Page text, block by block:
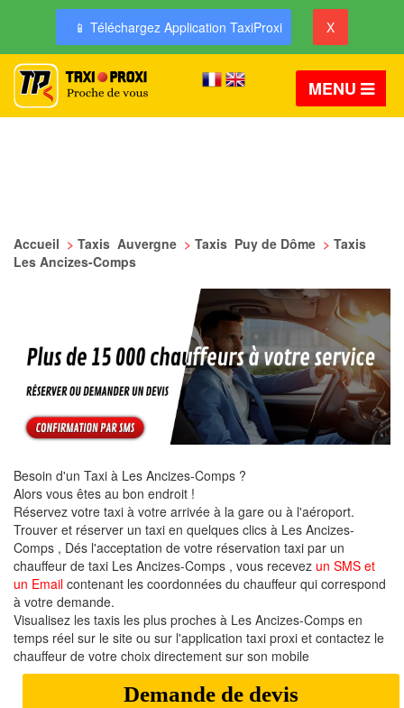
📱 Téléchargez Application TaxiProxi X
MENU
Accueil > Taxis Auvergne > Taxis Puy de Dôme > Taxis
Les Ancizes-Comps
Besoin d'un Taxi à Les Ancizes-Comps ?
Alors vous êtes au bon endroit !
Réservez votre taxi à votre arrivée à la gare ou à l'aéroport.
Trouver et réserver un taxi en quelques clics à Les Ancizes-
Comps , Dés l'acceptation de votre réservation taxi par un
chauffeur de taxi Les Ancizes-Comps , vous recevez un SMS et
un Email contenant les coordonnées du chauffeur qui correspond
à votre demande.
Visualisez les taxis les plus proches à Les Ancizes-Comps en
temps réel sur le site ou sur l'application taxi proxi et contactez le
chauffeur de votre choix directement sur son mobile
Demande de devis